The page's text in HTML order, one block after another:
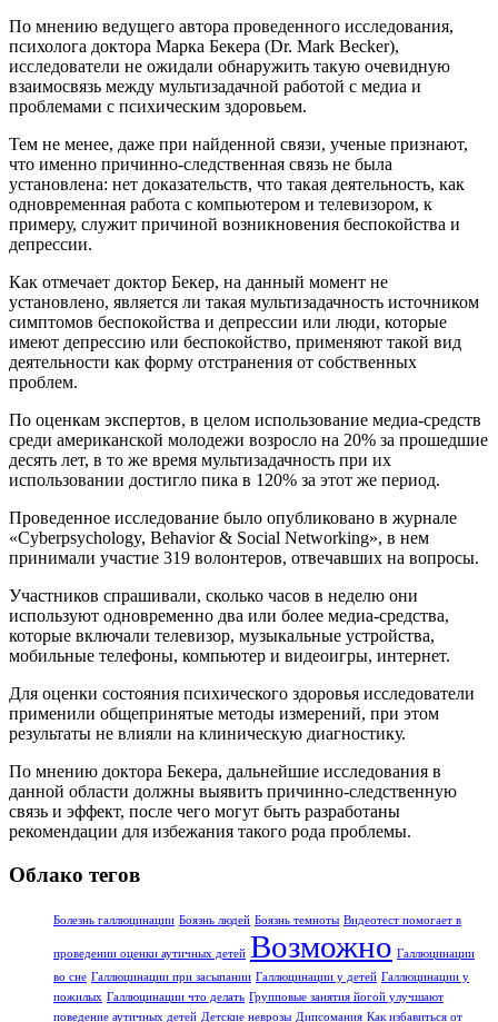
По мнению ведущего автора проведенного исследования,
психолога доктора Марка Бекера (Dr. Mark Becker),
исследователи не ожидали обнаружить такую очевидную
взаимосвязь между мультизадачной работой с медиа и
проблемами с психическим здоровьем.
Тем не менее, даже при найденной связи, ученые признают,
что именно причинно-следственная связь не была
установлена: нет доказательств, что такая деятельность, как
одновременная работа с компьютером и телевизором, к
примеру, служит причиной возникновения беспокойства и
депрессии.
Как отмечает доктор Бекер, на данный момент не
установлено, является ли такая мультизадачность источником
симптомов беспокойства и депрессии или люди, которые
имеют депрессию или беспокойство, применяют такой вид
деятельности как форму отстранения от собственных
проблем.
По оценкам экспертов, в целом использование медиа-средств
среди американской молодежи возросло на 20% за прошедшие
десять лет, в то же время мультизадачность при их
использовании достигло пика в 120% за этот же период.
Проведенное исследование было опубликовано в журнале
«Cyberpsychology, Behavior & Social Networking», в нем
принимали участие 319 волонтеров, отвечавших на вопросы.
Участников спрашивали, сколько часов в неделю они
используют одновременно два или более медиа-средства,
которые включали телевизор, музыкальные устройства,
мобильные телефоны, компьютер и видеоигры, интернет.
Для оценки состояния психического здоровья исследователи
применили общепринятые методы измерений, при этом
результаты не влияли на клиническую диагностику.
По мнению доктора Бекера, дальнейшие исследования в
данной области должны выявить причинно-следственную
связь и эффект, после чего могут быть разработаны
рекомендации для избежания такого рода проблемы.
Облако тегов
Болезнь галлюцинации Боязнь людей Боязнь темноты Видеотест помогает в
проведении оценки аутичных детей Возможно Галлюцинации
во сне Галлюцинации при засыпании Галлюцинации у детей Галлюцинации у
пожилых Галлюцинации что делать Групповые занятия йогой улучшают
поведение аутичных детей Детские неврозы Дипсомания Как избавиться от